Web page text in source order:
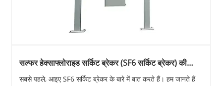
सल्फर हेक्साफ्लोराइड सर्किट ब्रेकर (SF6 सर्किट ब्रेकर) की
व्यापक समझ!
सबसे पहले, आइए SF6 सर्किट ब्रेकर के बारे में बात करते हैं। हम जानते हैं